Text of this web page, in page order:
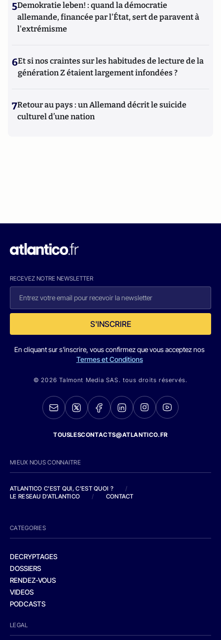
5Demokratie leben! : quand la démocratie
allemande, financée par l'État, sert de paravent à
l'extrémisme
6Et si nos craintes sur les habitudes de lecture de la
génération Z étaient largement infondées ?
7Retour au pays : un Allemand décrit le suicide
culturel d’une nation
RECEVEZ NOTRE NEWSLETTER
S'INSCRIRE
En cliquant sur s'inscrire, vous confirmez que vous acceptez nos
Termes et Conditions
© 2026 Talmont Media SAS. tous droits réservés.
TOUSLESCONTACTS@ATLANTICO.FR
MIEUX NOUS CONNAITRE
ATLANTICO C'EST QUI, C'EST QUOI ?
/
LE RESEAU D'ATLANTICO
/ CONTACT
CATEGORIES
DECRYPTAGES
DOSSIERS
RENDEZ-VOUS
VIDEOS
PODCASTS
LEGAL